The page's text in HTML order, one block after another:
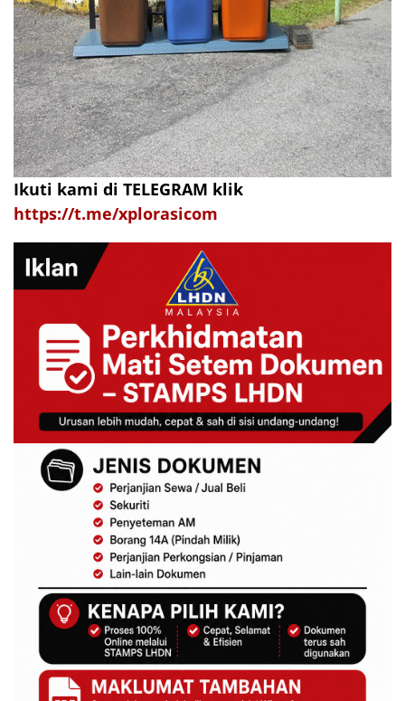
Ikuti kami di TELEGRAM klik
https://t.me/xplorasicom